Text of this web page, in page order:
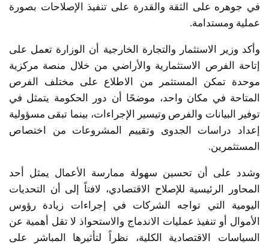
في جوهره على الثقة والقدرة على تنفيذ الإصلاحات بصورة
عملية ومستدامة.
وأكد وزير الاستثمار والتجارة الخارجية أن الوزارة تعمل على
إتاحة الفرص الاستثمارية والأراضي من خلال منصة مركزية
موحدة تمكن المستثمر من الاطلاع على مختلف الفرص
المتاحة في مكان واحد، موضحًا أن دور الحكومة يتمثل في
توفير البيانات والفرص وتيسير الإجراءات، بينما تبقى مسؤولية
إعداد دراسات الجدوى وتقييم المشروعات من اختصاص
المستثمرين.
وشدد على أن تحسين سهولة ممارسة الأعمال يمثل أحد
المحاور الرئيسية للإصلاح الاقتصادي، لافتاً إلى أن التحديات
اليومية التي تواجه الشركات في إجراءات زيادة رؤوس
الأموال أو تنفيذ عمليات الاندماج والاستحواذ لا تقل أهمية عن
السياسات الاقتصادية الكلية، نظراً لتأثيرها المباشر على